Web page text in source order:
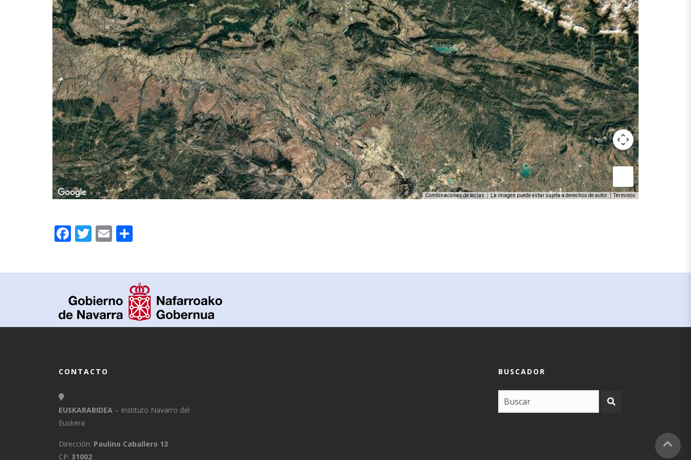
Combinaciones de teclas La imagen puede estar sujeta a derechos de autor Términos
Facebook
Twitter
Email
CONTACTO
EUSKARABIDEA – Instituto Navarro del
Euskera
Dirección: Paulino Caballero 13
CP: 31002
BUSCADOR